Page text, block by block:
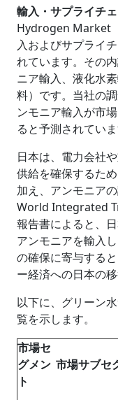
輸入・サプライチ
Hydrogen Market
入およびサプライ
れています。その
ニア輸入、液化水
料）です。当社の
ンモニア輸入が市
ると予測されていま
日本は、電力会社
供給を確保するた
加え、アンモニア
World Integrated
報告書によると、
アンモニアを輸入
の確保に寄与する
ー経済への日本の
以下に、グリーン
覧を示します。
市場セ
グメン
ト
市場サブセ